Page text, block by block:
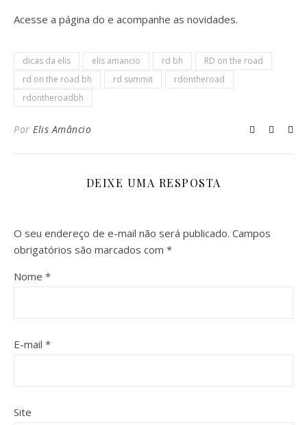
Acesse a página do e acompanhe as novidades.
dicas da elis elis amancio rd bh
RD on the road
rd on the road bh
rd summit
rdontheroad
rdontheroadbh
Por Elis Amâncio
DEIXE UMA RESPOSTA
O seu endereço de e-mail não será publicado. Campos
obrigatórios são marcados com *
Nome *
E-mail *
Site